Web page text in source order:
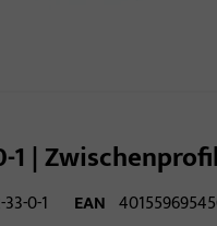
1 |
0-1 EAN